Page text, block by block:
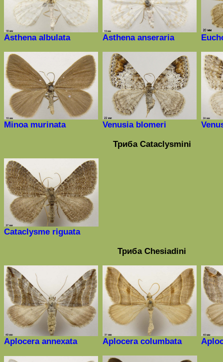
Asthena albulata Asthena anseraria
Minoa murinata Venusia blomeri
ТрибаCataclysmini
Cataclysme riguata
ТрибаChesiadini
Aplocera annexata Aplocera columbata